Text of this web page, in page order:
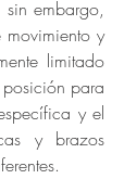
sin embargo,
movimiento y
limitado
para
y el
y brazos